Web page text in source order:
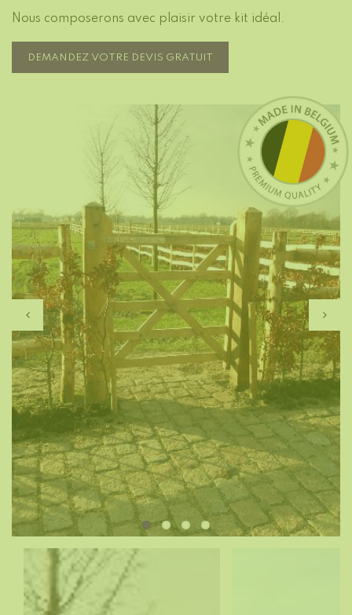
Nous composerons avec plaisir votre kit idéal.
DEMANDEZ VOTRE DEVIS GRATUIT